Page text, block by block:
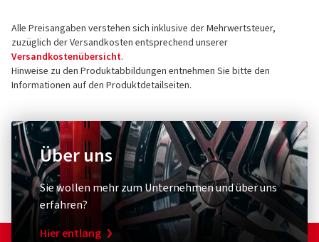
2552 Hirtenberg
Österreich
Kontakt für Produktsicherheit (kein
E-Mail:alloy@alcar-wheels.com
Alle Preisangaben verstehen sich inklusive der Mehrwertsteuer,
zuzüglich der Versandkosten entsprechend unserer
Versandkostenübersicht.
Hinweise zu den Produktabbildungen entnehmen Sie bitte den
Informationen auf den Produktdetailseiten.
Über uns
Sie wollen mehr zum Unternehmen und über uns
erfahren?
Hier entlang